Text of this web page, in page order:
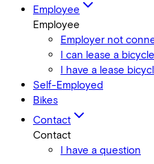
Employee
Employee
Employer not
I can lease a bicycle
I have a lease
Self-Employed
Bikes
Contact
Contact
I have a question